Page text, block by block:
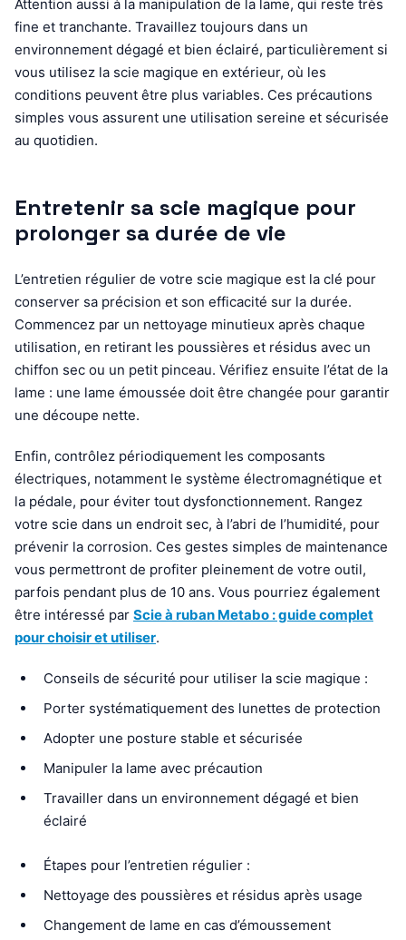
Attention aussi à la manipulation de la lame, qui reste très
fine et tranchante. Travaillez toujours dans un
environnement dégagé et bien éclairé, particulièrement si
vous utilisez la scie magique en extérieur, où les
conditions peuvent être plus variables. Ces précautions
simples vous assurent une utilisation sereine et sécurisée
au quotidien.
Entretenir sa scie magique pour
prolonger sa durée de vie
L’entretien régulier de votre scie magique est la clé pour
conserver sa précision et son efficacité sur la durée.
Commencez par un nettoyage minutieux après chaque
utilisation, en retirant les poussières et résidus avec un
chiffon sec ou un petit pinceau. Vérifiez ensuite l’état de la
lame : une lame émoussée doit être changée pour garantir
une découpe nette.
Enfin, contrôlez périodiquement les composants
électriques, notamment le système électromagnétique et
la pédale, pour éviter tout dysfonctionnement. Rangez
votre scie dans un endroit sec, à l’abri de l’humidité, pour
prévenir la corrosion. Ces gestes simples de maintenance
vous permettront de profiter pleinement de votre outil,
parfois pendant plus de 10 ans. Vous pourriez également
être intéressé par Scie à ruban Metabo : guide complet
pour choisir et utiliser.
Conseils de sécurité pour utiliser la scie magique :
Porter systématiquement des lunettes de protection
Adopter une posture stable et sécurisée
Manipuler la lame avec précaution
Travailler dans un environnement dégagé et bien
éclairé
Étapes pour l’entretien régulier :
Nettoyage des poussières et résidus après usage
Changement de lame en cas d’émoussement